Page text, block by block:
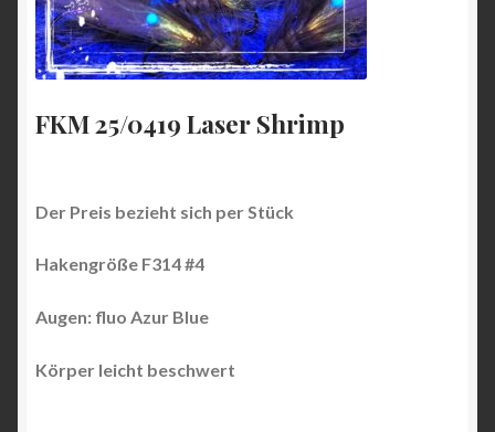
FKM 25/0419 Laser Shrimp
Der Preis bezieht sich per Stück
Hakengröße F314 #4
Augen: fluo Azur Blue
Körper leicht beschwert